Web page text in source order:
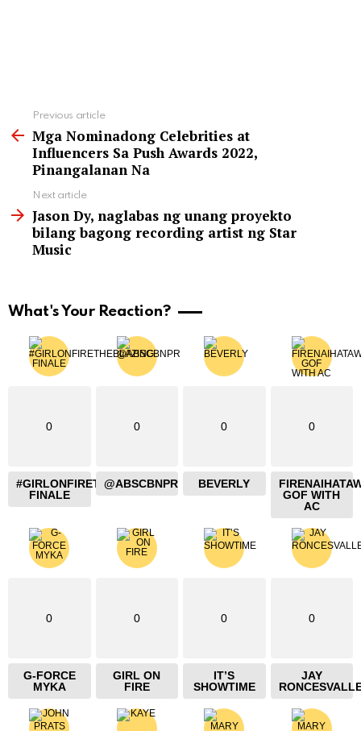
more
Previous article
Mga Nominadong Celebrities at
Influencers Sa Push Awards 2022,
Pinangalanan Na
Next article
Jason Dy, naglabas ng unang proyekto
bilang bagong recording artist ng Star
Music
What's Your Reaction?
0
#GIRLONFIRETHEBLAZING
FINALE
0
@ABSCBNPR
0
BEVERLY
0
GOF WITH
AC
0
G-FORCE
MYKA
0
GIRL ON
FIRE
0
IT’S
SHOWTIME
0
JAY